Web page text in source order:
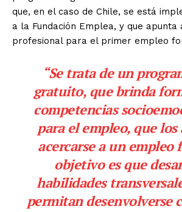
que, en el caso de Chile, se está
a la Fundación Emplea, y que apunta
profesional para el primer empleo
“Se trata de un
gratuito, que brinda
competencias
para el empleo, que los
acercarse a un empleo
objetivo es que
habilidades
permitan desenvolverse